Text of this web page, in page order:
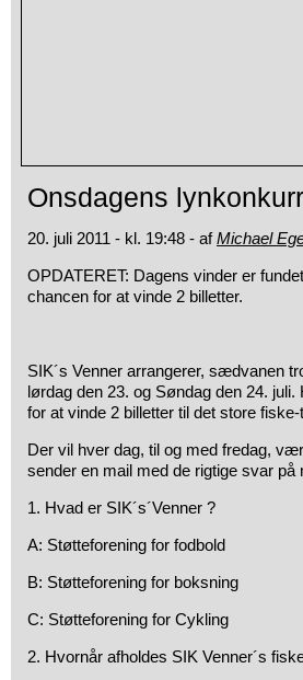
Onsdagens
20. juli 2011 - kl. 19:48 - afMichael
OPDATERET: Dagens vinder er
chancen for at vinde 2 billetter.
SIK´s Venner arrangerer, sædvanen
lørdag den 23. og Søndag den 24.
for at vinde 2 billetter til det store
Der vil hver dag, til og med fredag,
sender en mail med de rigtige svar på
1. Hvad er SIK´s´Venner ?
A: Støtteforening for fodbold
B: Støtteforening for boksning
C: Støtteforening for Cykling
2. Hvornår afholdes SIK Venner´s